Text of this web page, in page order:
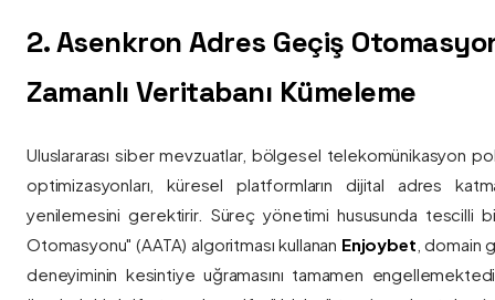
2. Asenkron Adres Geçiş
Zamanlı Veritabanı Kümeleme
Uluslararası siber mevzuatlar, bölgesel telekomünikasyon
optimizasyonları, küresel platformların dijital adres
yenilemesini gerektirir. Süreç yönetimi hususunda tescilli
Otomasyonu" (AATA) algoritması kullanan Enjoybet , domain
deneyiminin kesintiye uğramasını tamamen